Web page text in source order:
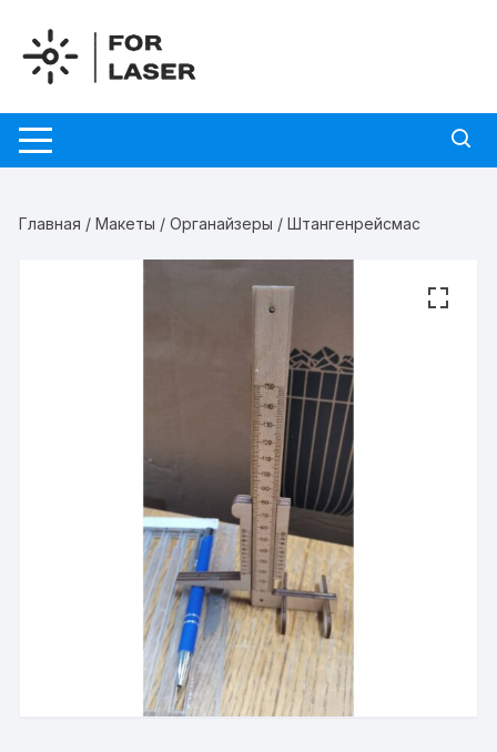
содержимому
Главная /Макеты /Органайзеры / Штангенрейсмас